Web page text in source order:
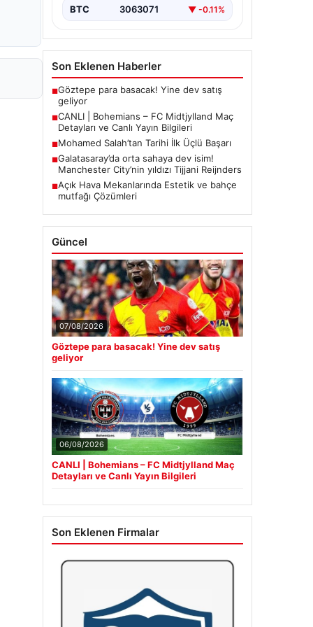
BTC 3063071 ▼ -0.11%
Son Eklenen Haberler
■Göztepe para basacak! Yine dev satış
geliyor
■CANLI | Bohemians – FC Midtjylland Maç
Detayları ve Canlı Yayın Bilgileri
■Mohamed Salah’tan Tarihi İlk Üçlü Başarı
■Galatasaray’da orta sahaya dev isim!
Manchester City’nin yıldızı Tijjani Reijnders
■Açık Hava Mekanlarında Estetik ve bahçe
mutfağı Çözümleri
Güncel
07/08/2026
Göztepe para basacak! Yine dev satış
geliyor
06/08/2026
CANLI | Bohemians – FC Midtjylland Maç
Detayları ve Canlı Yayın Bilgileri
Son Eklenen Firmalar